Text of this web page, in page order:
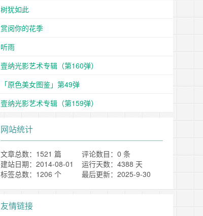
树犹如此
赏阅你的花季
听雨
壹纳光影艺术专辑（第160弹）
「原色美女图鉴」第49弹
壹纳光影艺术专辑（第159弹）
网站统计
文章总数：1521 篇
评论数目：0 条
建站日期：2014-08-01
运行天数：4388 天
标签总数：1206 个
最后更新：2025-9-30
友情链接